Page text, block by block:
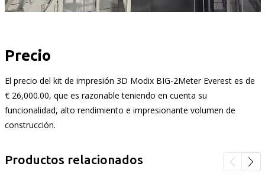
Precio
El precio del kit de impresión 3D Modix BIG-2Meter Everest es de
€ 26,000.00, que es razonable teniendo en cuenta su
funcionalidad, alto rendimiento e impresionante volumen de
construcción.
Productos relacionados